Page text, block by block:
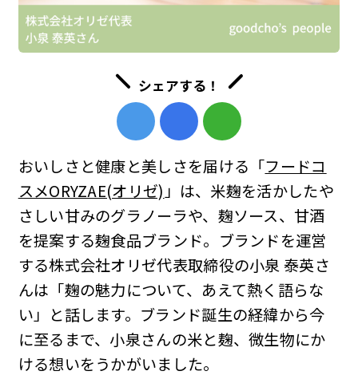
シェアする！
おいしさと健康と美しさを届ける「フードコ
スメORYZAE(オリゼ)」は、米麹を活かしたや
さしい甘みのグラノーラや、麹ソース、甘酒
を提案する麹食品ブランド。ブランドを運営
する株式会社オリゼ代表取締役の小泉 泰英さ
んは「麹の魅力について、あえて熱く語らな
い」と話します。ブランド誕生の経緯から今
に至るまで、小泉さんの米と麹、微生物にか
ける想いをうかがいました。